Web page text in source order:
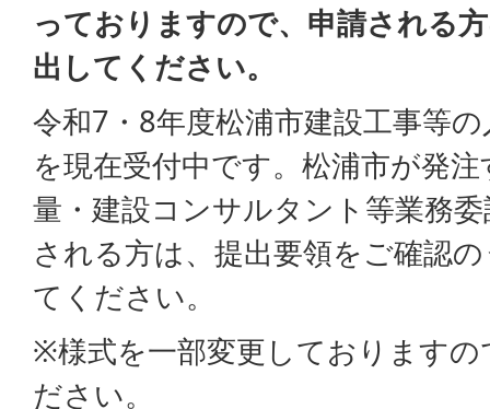
っておりますので、申請される
出してください。
令和7・8年度松浦市建設工事等
を現在受付中です。松浦市が発
量・建設コンサルタント等業務
される方は、提出要領をご確認
てください。
※様式を一部変更しております
ださい。